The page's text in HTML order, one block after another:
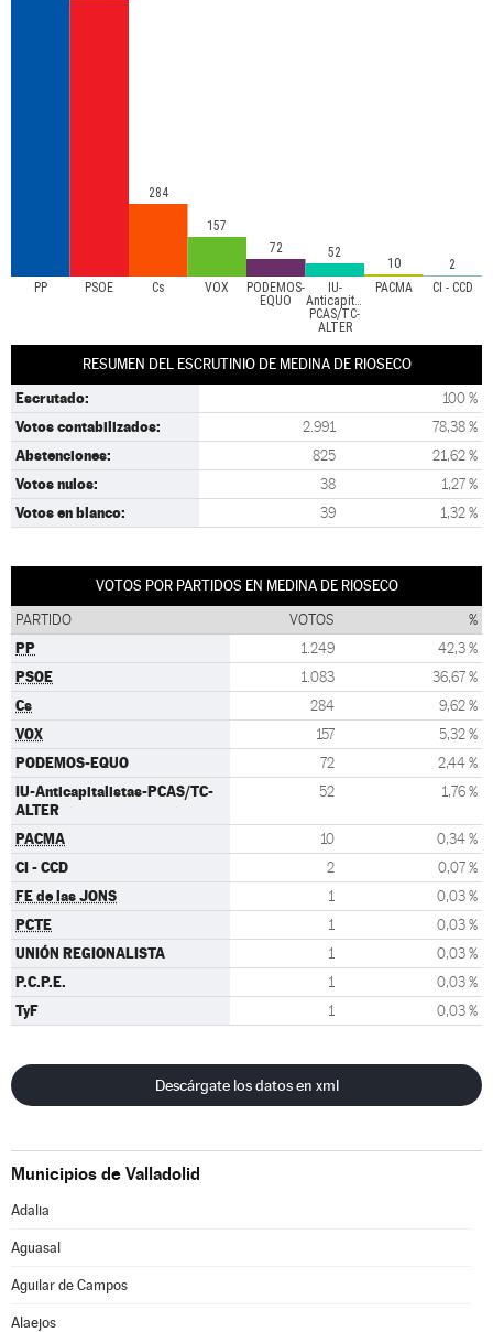
PP PSOE Cs VOX
PODEMOS-
EQUO
IU-
Anticapitalistas-
PCAS/TC-
ALTER
PACMA CI - CCD
284
157
72
52
10 2
RESUMEN DEL ESCRUTINIO DE MEDINA DE RIOSECO
Escrutado: 100 %
Votos contabilizados: 2.991 78,38 %
Abstenciones: 825 21,62 %
Votos nulos: 38 1,27 %
Votos en blanco: 39 1,32 %
VOTOS POR PARTIDOS EN MEDINA DE RIOSECO
PARTIDO VOTOS %
PP 1.249 42,3 %
PSOE 1.083 36,67 %
Cs 284 9,62 %
VOX 157 5,32 %
PODEMOS-EQUO 72 2,44 %
IU-Anticapitalistas-PCAS/TC-
ALTER
52 1,76 %
PACMA 10 0,34 %
CI - CCD 2 0,07 %
FE de las JONS 1 0,03 %
PCTE 1 0,03 %
UNIÓN REGIONALISTA 1 0,03 %
P.C.P.E. 1 0,03 %
TyF 1 0,03 %
Descárgate los datos en xml
Municipios de Valladolid
Adalia
Aguasal
Aguilar de Campos
Alaejos